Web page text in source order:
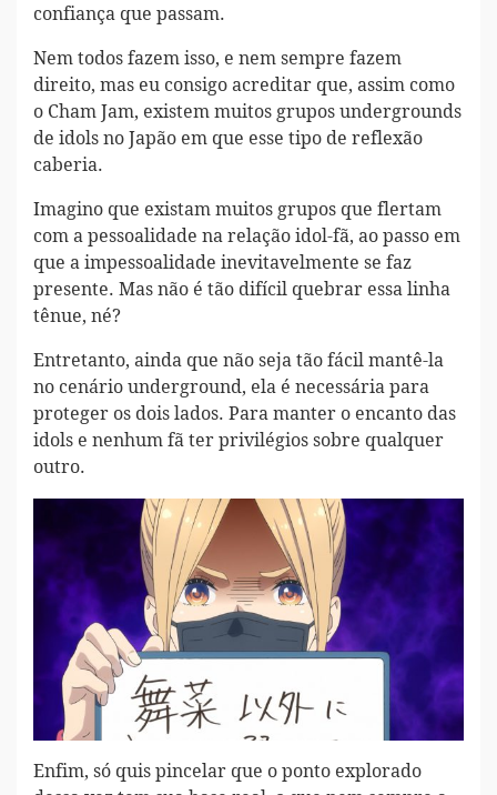
confiança que passam.
Nem todos fazem isso, e nem sempre fazem
direito, mas eu consigo acreditar que, assim como
o Cham Jam, existem muitos grupos undergrounds
de idols no Japão em que esse tipo de reflexão
caberia.
Imagino que existam muitos grupos que flertam
com a pessoalidade na relação idol-fã, ao passo em
que a impessoalidade inevitavelmente se faz
presente. Mas não é tão difícil quebrar essa linha
tênue, né?
Entretanto, ainda que não seja tão fácil mantê-la
no cenário underground, ela é necessária para
proteger os dois lados. Para manter o encanto das
idols e nenhum fã ter privilégios sobre qualquer
outro.
Enfim, só quis pincelar que o ponto explorado